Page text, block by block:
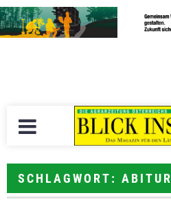
SCHLAGWORT: ABITUR